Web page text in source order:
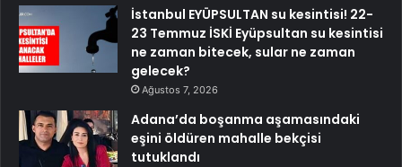
İstanbul EYÜPSULTAN su kesintisi! 22-
23 Temmuz İSKİ Eyüpsultan su kesintisi
ne zaman bitecek, sular ne zaman
gelecek?
Ağustos 7, 2026
Adana’da boşanma aşamasındaki
eşini öldüren mahalle bekçisi
tutuklandı